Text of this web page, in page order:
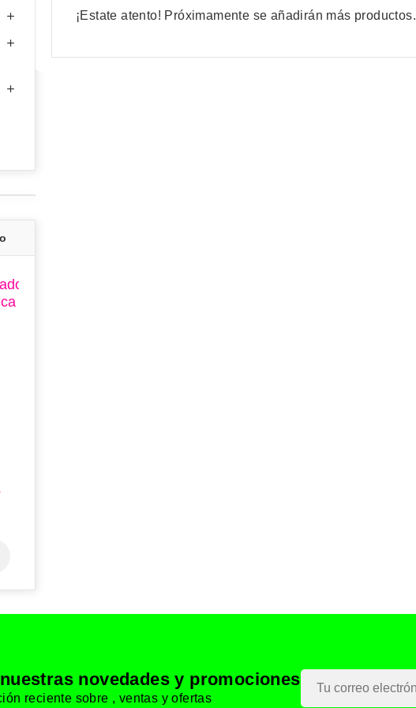



¡Estate atento! Próximamente se añadirán más productos.
novedades y promociones
reciente sobre , ventas y ofertas